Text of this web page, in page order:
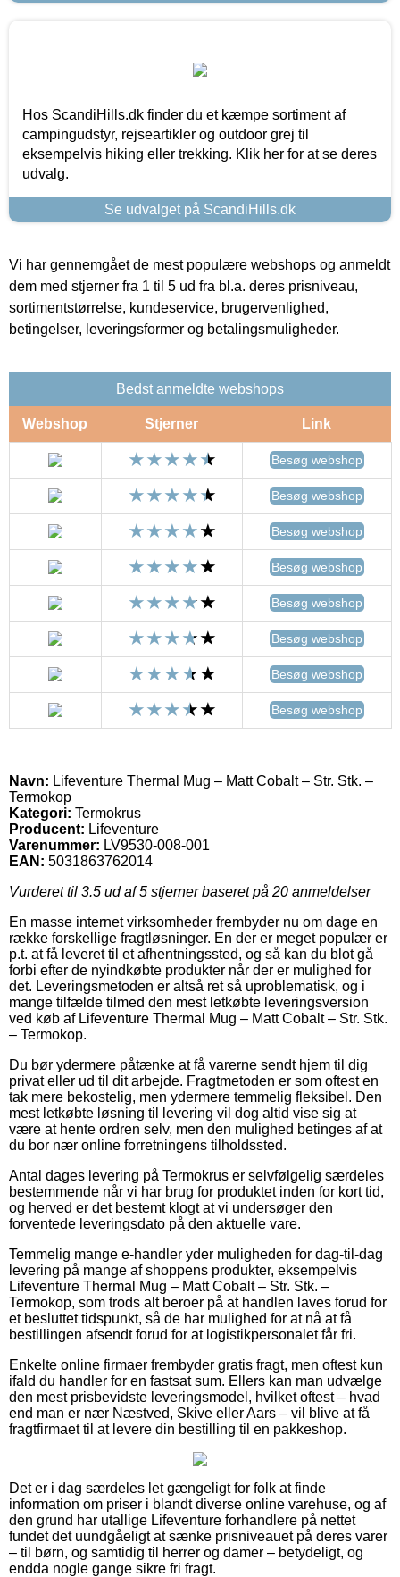
Hos ScandiHills.dk finder du et kæmpe sortiment af
campingudstyr, rejseartikler og outdoor grej til
eksempelvis hiking eller trekking. Klik her for at se deres
udvalg.
Se udvalget på ScandiHills.dk
Vi har gennemgået de mest populære webshops og anmeldt
dem med stjerner fra 1 til 5 ud fra bl.a. deres prisniveau,
sortimentstørrelse, kundeservice, brugervenlighed,
betingelser, leveringsformer og betalingsmuligheder.
Bedst anmeldte webshops
Webshop Stjerner Link
Besøg webshop
Besøg webshop
Besøg webshop
Besøg webshop
Besøg webshop
Besøg webshop
Besøg webshop
Besøg webshop
Navn: Lifeventure Thermal Mug – Matt Cobalt – Str. Stk. –
Termokop
Kategori: Termokrus
Producent: Lifeventure
Varenummer: LV9530-008-001
EAN: 5031863762014
Vurderet til 3.5 ud af 5 stjerner baseret på 20 anmeldelser
En masse internet virksomheder frembyder nu om dage en
række forskellige fragtløsninger. En der er meget populær er
p.t. at få leveret til et afhentningssted, og så kan du blot gå
forbi efter de nyindkøbte produkter når der er mulighed for
det. Leveringsmetoden er altså ret så uproblematisk, og i
mange tilfælde tilmed den mest letkøbte leveringsversion
ved køb af Lifeventure Thermal Mug – Matt Cobalt – Str. Stk.
– Termokop.
Du bør ydermere påtænke at få varerne sendt hjem til dig
privat eller ud til dit arbejde. Fragtmetoden er som oftest en
tak mere bekostelig, men ydermere temmelig fleksibel. Den
mest letkøbte løsning til levering vil dog altid vise sig at
være at hente ordren selv, men den mulighed betinges af at
du bor nær online forretningens tilholdssted.
Antal dages levering på Termokrus er selvfølgelig særdeles
bestemmende når vi har brug for produktet inden for kort tid,
og herved er det bestemt klogt at vi undersøger den
forventede leveringsdato på den aktuelle vare.
Temmelig mange e-handler yder muligheden for dag-til-dag
levering på mange af shoppens produkter, eksempelvis
Lifeventure Thermal Mug – Matt Cobalt – Str. Stk. –
Termokop, som trods alt beroer på at handlen laves forud for
et besluttet tidspunkt, så de har mulighed for at nå at få
bestillingen afsendt forud for at logistikpersonalet får fri.
Enkelte online firmaer frembyder gratis fragt, men oftest kun
ifald du handler for en fastsat sum. Ellers kan man udvælge
den mest prisbevidste leveringsmodel, hvilket oftest – hvad
end man er nær Næstved, Skive eller Aars – vil blive at få
fragtfirmaet til at levere din bestilling til en pakkeshop.
Det er i dag særdeles let gængeligt for folk at finde
information om priser i blandt diverse online varehuse, og af
den grund har utallige Lifeventure forhandlere på nettet
fundet det uundgåeligt at sænke prisniveauet på deres varer
– til børn, og samtidig til herrer og damer – betydeligt, og
endda nogle gange sikre fri fragt.